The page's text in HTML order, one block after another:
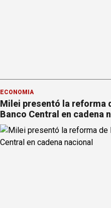
ECONOMÍA
Milei presentó la reforma
Banco Central en cadena